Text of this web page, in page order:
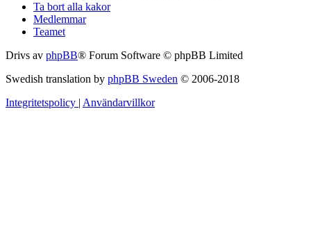
Ta bort alla kakor
Medlemmar
Teamet
Drivs av phpBB® Forum Software © phpBB Limited
Swedish translation by phpBB Sweden © 2006-2018
Integritetspolicy | Användarvillkor